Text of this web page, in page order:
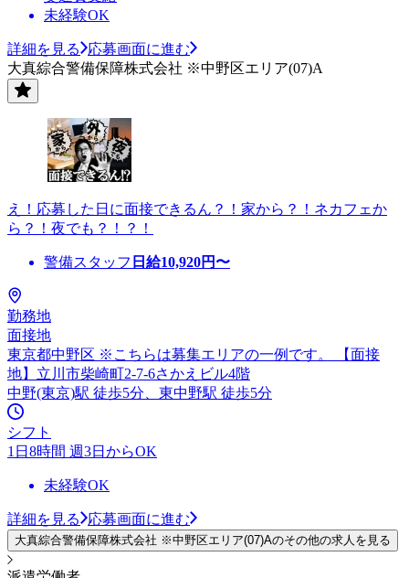
未経験OK
詳細を見る
応募画面に進む
大真綜合警備保障株式会社 ※中野区エリア(07)A
え！応募した日に面接できるん？！家から？！ネカフェか
ら？！夜でも？！？！
警備スタッフ 日給10,920円〜
勤務地
面接地
東京都中野区 ※こちらは募集エリアの一例です。 【面接
地】立川市柴崎町2-7-6さかえビル4階
中野(東京)駅 徒歩5分、東中野駅 徒歩5分
シフト
1日8時間 週3日からOK
未経験OK
詳細を見る 応募画面に進む
大真綜合警備保障株式会社 ※中野区エリア(07)Aのその他の求人を見る